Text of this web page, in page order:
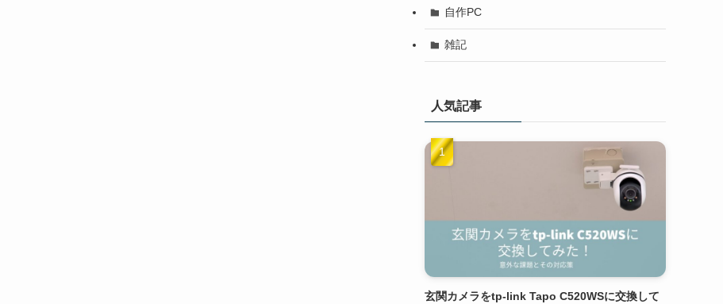
自作PC
雑記
人気記事
玄関カメラをtp-link Tapo C520WSに交換して